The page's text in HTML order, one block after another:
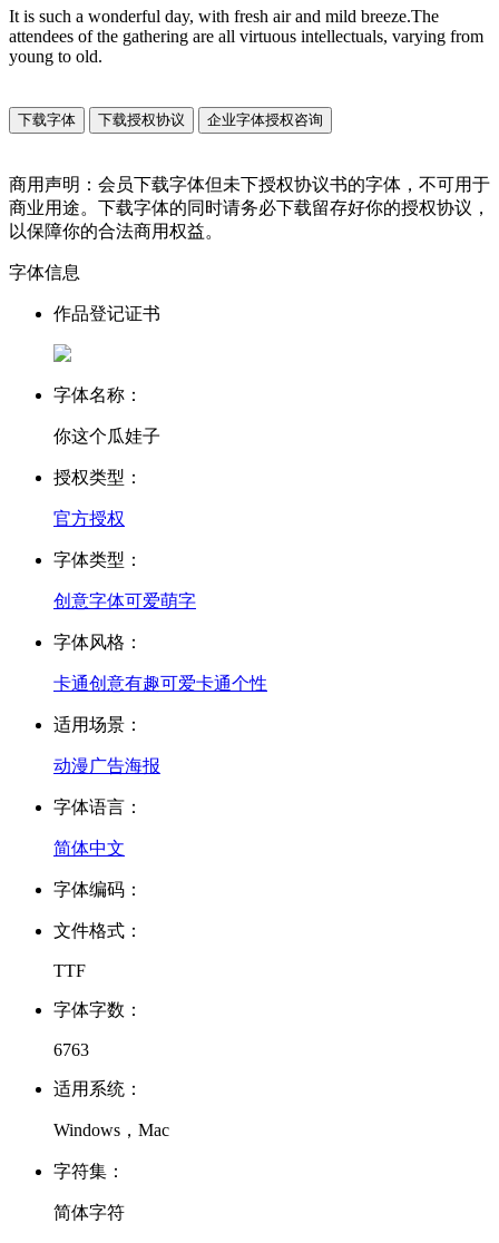
It is such a wonderful day, with fresh air and mild breeze.The
attendees of the gathering are all virtuous intellectuals, varying from
young to old.
下载字体 下载授权协议 企业字体授权咨询
商用声明：会员下载字体但未下授权协议书的字体，不可用于
商业用途。下载字体的同时请务必下载留存好你的授权协议，
以保障你的合法商用权益。
字体信息
作品登记证书
字体名称：
你这个瓜娃子
授权类型：
官方授权
字体类型：
创意字体可爱萌字
字体风格：
卡通创意有趣可爱卡通个性
适用场景：
动漫广告海报
字体语言：
简体中文
字体编码：
文件格式：
TTF
字体字数：
6763
适用系统：
Windows，Mac
字符集：
简体字符